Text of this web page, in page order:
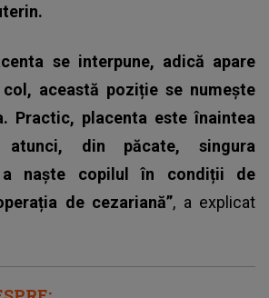
se interpune, adică apare
această poziție se numește
Practic, placenta este înaintea
atunci, din păcate, singura
naște copilul în condiții de
de cezariană”, a explicat